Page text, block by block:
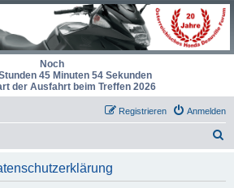
Noch
45 Minuten 54 Sekunden
der Ausfahrt beim Treffen 2026
Anmelden
Registrieren